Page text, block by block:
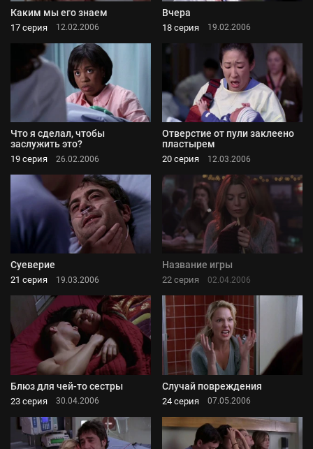
Каким мы его знаем
17 серия 12.02.2006
Вчера
18 серия 19.02.2006
Что я сделал, чтобы
заслужить это?
19 серия 26.02.2006
Отверстие от пули заклеено
пластырем
20 серия 12.03.2006
Суеверие
21 серия 19.03.2006
Название игры
22 серия 02.04.2006
Блюз для чей-то сестры
23 серия 30.04.2006
Случай повреждения
24 серия 07.05.2006